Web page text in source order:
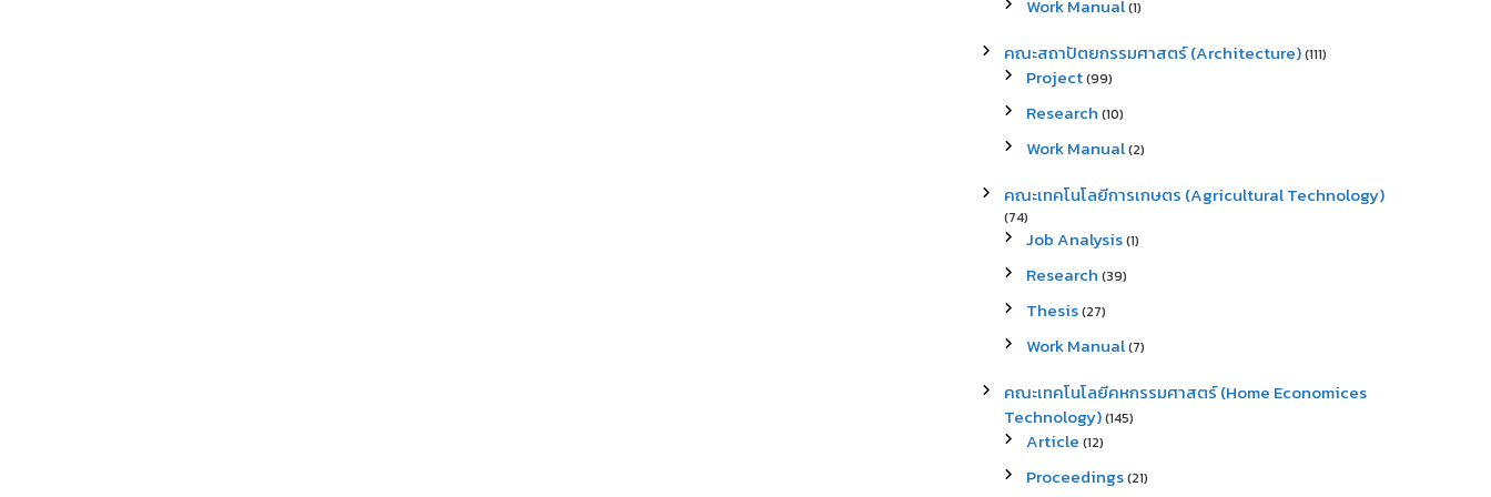
Work Manual(1)
คณะสถาปัตยกรรมศาสตร์ (Architecture)(111)
Project(99)
Research (10)
Work Manual(2)
คณะเทคโนโลยีการเกษตร (Agricultural Technology)
(74)
Job Analysis(1)
Research (39)
Thesis(27)
Work Manual(7)
คณะเทคโนโลยีคหกรรมศาสตร์ (Home Economices
Technology)(145)
Article (12)
Proceedings(21)